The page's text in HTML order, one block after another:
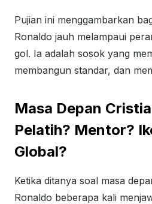
Pujian ini menggambarkan
Ronaldo jauh melampaui
gol. Ia adalah sosok yang
membangun standar, dan
Masa Depan
Pelatih? Mentor?
Global?
Ketika ditanya soal masa
Ronaldo beberapa kali